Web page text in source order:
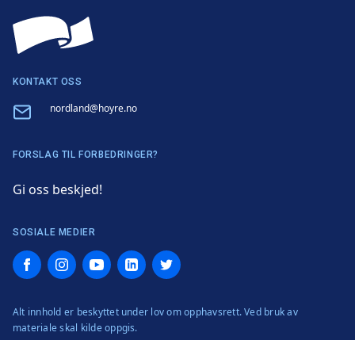
KONTAKT OSS
Email nordland@hoyre.no
FORSLAG TIL FORBEDRINGER?
Gi oss beskjed!
SOSIALE MEDIER
FacebookInstagramYouTubeLinkedInTwitter
Alt innhold er beskyttet under lov om opphavsrett. Ved bruk av
materiale skal kilde oppgis.